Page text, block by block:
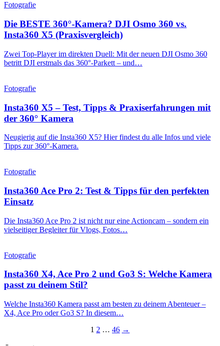
Fotografie
Die BESTE 360°-Kamera? DJI Osmo 360 vs.
Insta360 X5 (Praxisvergleich)
Zwei Top-Player im direkten Duell: Mit der neuen DJI Osmo 360
betritt DJI erstmals das 360°-Parkett – und…
Fotografie
Insta360 X5 – Test, Tipps & Praxiserfahrungen mit
der 360° Kamera
Neugierig auf die Insta360 X5? Hier findest du alle Infos und viele
Tipps zur 360°-Kamera.
Fotografie
Insta360 Ace Pro 2: Test & Tipps für den perfekten
Einsatz
Die Insta360 Ace Pro 2 ist nicht nur eine Actioncam – sondern ein
vielseitiger Begleiter für Vlogs, Fotos…
Fotografie
Insta360 X4, Ace Pro 2 und Go3 S: Welche Kamera
passt zu deinem Stil?
Welche Insta360 Kamera passt am besten zu deinem Abenteuer –
X4, Ace Pro oder Go3 S? In diesem…
Seitennummerierung
1 2 … 46 →